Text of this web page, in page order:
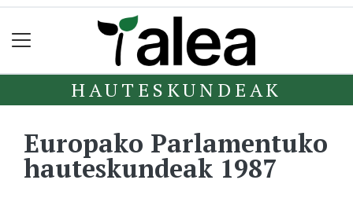
HAUTESKUNDEAK
Europako Parlamentuko
hauteskundeak 1987